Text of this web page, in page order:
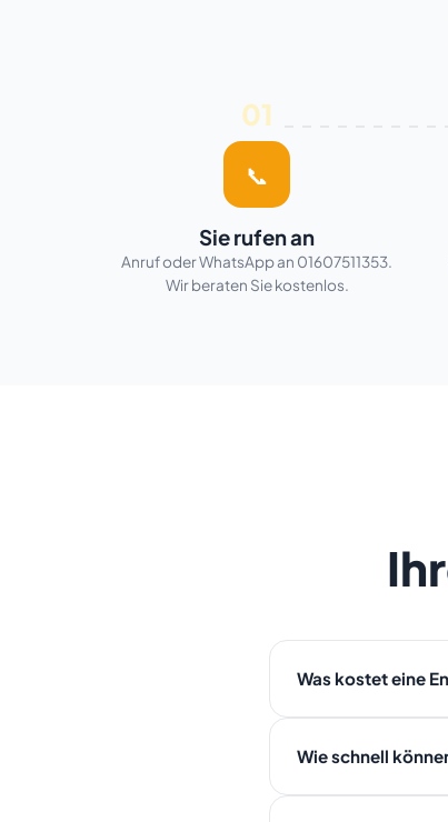
01
📞
Sie rufen an
Anruf oder WhatsApp an 01607511353.
Wir beraten Sie kostenlos.
Was kostet eine
Die Kosten hängen von
erhalten Sie ein
Wie schnell
Da Ricklingen ein